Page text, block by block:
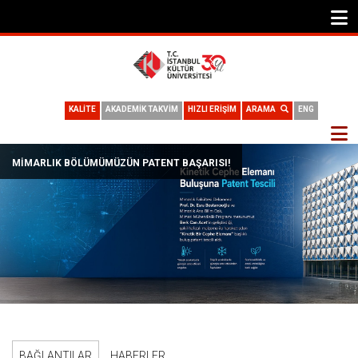
ENG
ARAMA
HIZLI ERİŞİM
AKADEMİK TAKVİM
KALİTE
MIMARLIK BÖLÜMÜMÜZÜN PATENT BAŞARISI!